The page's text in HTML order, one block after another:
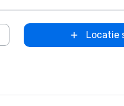
Locatie